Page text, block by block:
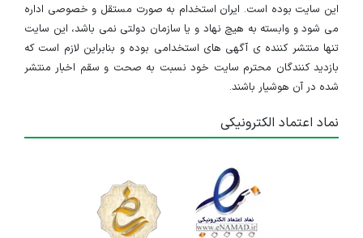
این سایت بوده است. ایران استخدام به صورت مستقل و خصوصی اداره
می شود و وابسته به هیچ نهاد و یا سازمان دولتی نمی باشد، این سایت
تنها منتشر کننده ی آگهی های استخدامی بوده و بنابراین لازم است که
بازدید کنندگان محترم سایت خود نسبت به صحت و سقم اخبار منتشر
شده در آن هوشیار باشند.
نماد اعتماد الکترونیکی